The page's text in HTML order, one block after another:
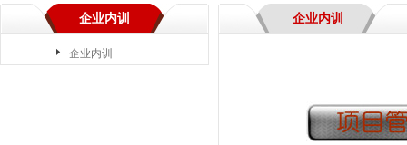
企业内训
企业内训
企业内训